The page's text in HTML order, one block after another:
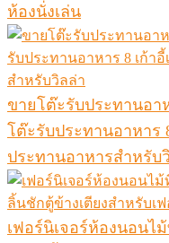
ห้องนั่งเล่น
ขายโต๊ะรับประทานอ
โต๊ะรับประทานอาหาร
ประทานอาหารสำหรับ
เฟอร์นิเจอร์ห้องนอนไ